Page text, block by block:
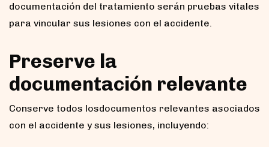
documentación del tratamiento serán pruebas vitales
para vincular sus lesiones con el accidente.
Preserve la
documentación relevante
Conserve todos losdocumentos relevantes asociados
con el accidente y sus lesiones, incluyendo: